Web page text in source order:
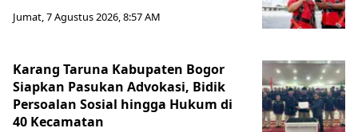
Jumat, 7 Agustus 2026, 8:57 AM
Karang Taruna Kabupaten Bogor
Siapkan Pasukan Advokasi, Bidik
Persoalan Sosial hingga Hukum di
40 Kecamatan